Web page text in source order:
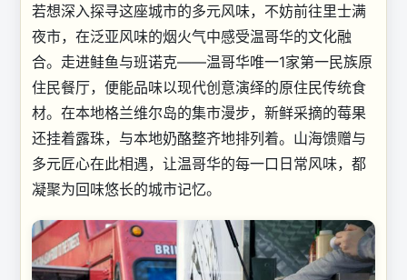
若想深入探寻这座城市的多元风味，不妨前往里士满
夜市，在泛亚风味的烟火气中感受温哥华的文化融
合。走进鲑鱼与班诺克——温哥华唯一1家第一民族原
住民餐厅，便能品味以现代创意演绎的原住民传统食
材。在本地格兰维尔岛的集市漫步，新鲜采摘的莓果
还挂着露珠，与本地奶酪整齐地排列着。山海馈赠与
多元匠心在此相遇，让温哥华的每一口日常风味，都
凝聚为回味悠长的城市记忆。